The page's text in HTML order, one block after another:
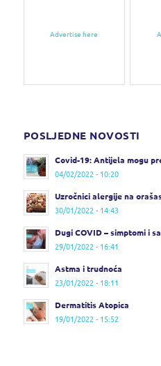
Advertise here
POSLJEDNE NOVOSTI
Covid-19: Antijela mogu
04/02/2022 - 10:20
Uzročnici alergije na
30/01/2022 - 14:43
Dugi COVID – simptomi i
29/01/2022 - 16:41
Astma i trudnoća
23/01/2022 - 18:11
Dermatitis Atopica
19/01/2022 - 15:52